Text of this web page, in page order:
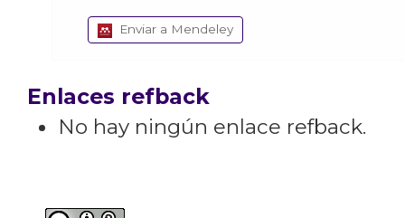
Enviar a Mendeley
Enlaces refback
No hay ningún enlace refback.